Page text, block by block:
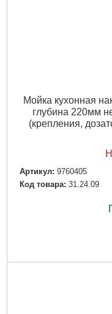
Мойка кухонная
глубина 220мм
(крепления,
Артикул: 9760405
Код товара: 31.24.09